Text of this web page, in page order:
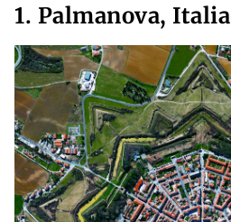
1. Palmanova, Italia